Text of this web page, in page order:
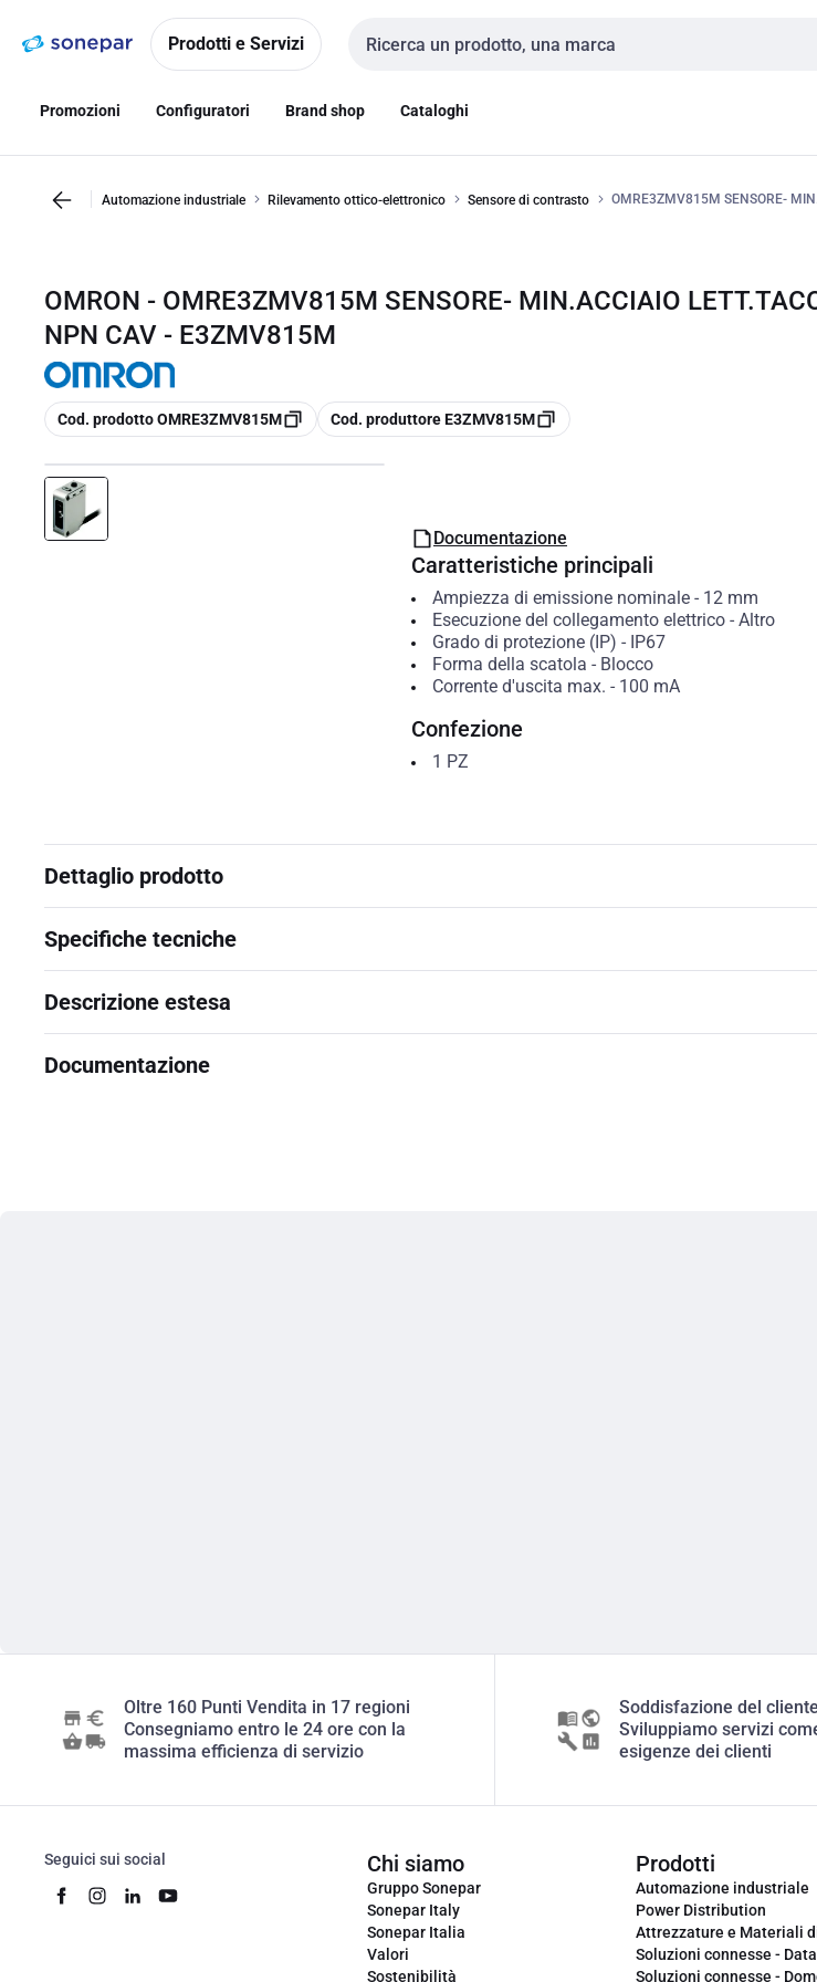
navigazionealla
Prodotti e Servizi
Cerca input
Promozioni Configuratori Brand shop Cataloghi
Automazione industriale Rilevamento ottico-elettronico Sensore di contrasto OMRE3ZMV815M SENSORE-
OMRON - OMRE3ZMV815M SENSORE- MIN.ACCIAIO
NPN CAV - E3ZMV815M
copia
Cod. prodotto OMRE3ZMV815M copia
Cod. produttore E3ZMV815M
Documentazione
Caratteristiche principali
Ampiezza di emissione nominale- 12 mm
Esecuzione del collegamento elettrico- Altro
Grado di protezione (IP) - IP67
Forma della scatola - Blocco
Corrente d'uscita max. - 100 mA
Confezione
1 PZ
Dettaglio prodotto
Specifiche tecniche
Descrizione estesa
Documentazione
Oltre 160 Punti Vendita in 17 regioni
Consegniamo entro le 24 ore con la
massima efficienza di servizio
Soddisfazione del cliente
Sviluppiamo servizi
esigenze dei clienti
Seguici sui social Chi siamo
Gruppo Sonepar
Sonepar Italy
Sonepar Italia
Valori
Sostenibilità
Prodotti
Automazione industriale
Power Distribution
Attrezzature e Materiali
Soluzioni connesse -
Soluzioni connesse -